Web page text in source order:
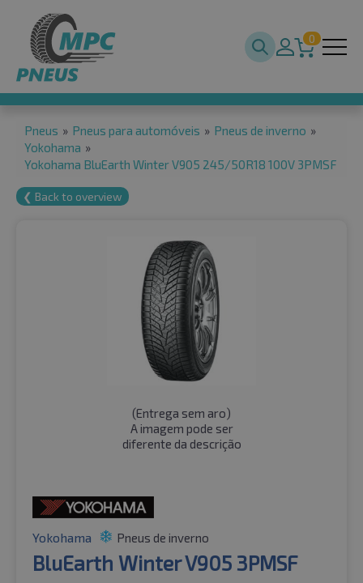
0
Pneus » Pneus para automóveis » Pneus de inverno »
Yokohama »
Yokohama BluEarth Winter V905 245/50R18 100V 3PMSF
❮ Back to overview
(Entrega sem aro)
A imagem pode ser
diferente da descrição
Yokohama Pneus de inverno
BluEarth Winter V905 3PMSF